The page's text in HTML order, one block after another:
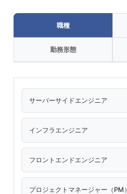
職種
勤務形態
サーバーサイドエンジニア
インフラエンジニア
フロントエンドエンジニア
プロジェクトマネージャー（PM）